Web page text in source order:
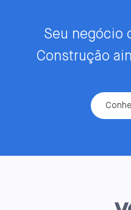
Seu negócio
Construção